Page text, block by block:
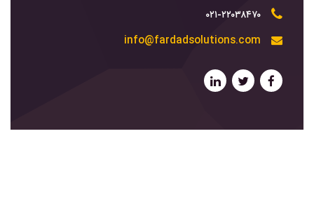
۰۲۱-۲۲۰۳۸۴۷۰
info@fardadsolutions.com